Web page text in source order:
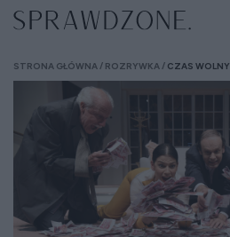
STRONA GŁÓWNA ROZRYWKA CZAS WOLNY